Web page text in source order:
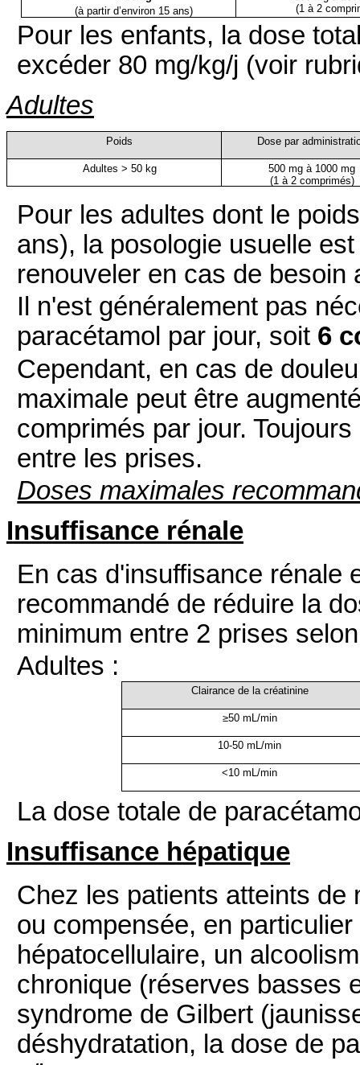
(à partir d’environ 15 ans)
(1 à 2
Pour les enfants, la dose
excéder 80 mg/kg/j (voir
Adultes
Poids Dose par
Adultes > 50 kg
500 mg à 1000 mg
(1 à 2 comprimés)
Pour les adultes dont le
ans), la posologie usuelle
renouveler en cas de besoin
Il n'est généralement pas
paracétamol par jour, soit 6
Cependant, en cas de
maximale peut être
comprimés par jour.
entre les prises.
Doses maximales
Insuffisance rénale
En cas d'insuffisance rénale
recommandé de réduire la
minimum entre 2 prises
Adultes :
Clairance de la créatinine
≥50 mL/min
10-50 mL/min
<10 mL/min
La dose totale de
Insuffisance hépatique
Chez les patients atteints de
ou compensée, en
hépatocellulaire, un
chronique (réserves basses
syndrome de Gilbert
déshydratation, la dose de